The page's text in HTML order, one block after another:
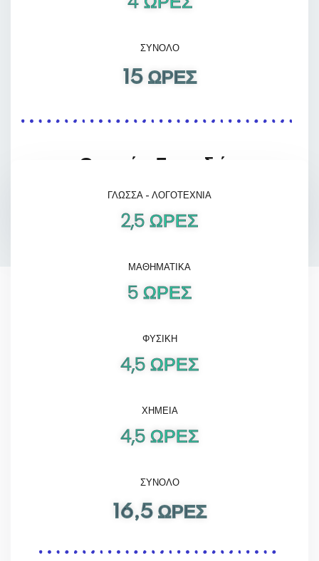
ΣΥΝΟΛΟ
15 ΩΡΕΣ
Θετικών Σπουδών
ΓΛΩΣΣΑ - ΛΟΓΟΤΕΧΝΙΑ
2,5 ΩΡΕΣ
ΜΑΘΗΜΑΤΙΚΑ
5 ΩΡΕΣ
ΦΥΣΙΚΗ
4,5 ΩΡΕΣ
ΧΗΜΕΙΑ
4,5 ΩΡΕΣ
ΣΥΝΟΛΟ
16,5 ΩΡΕΣ